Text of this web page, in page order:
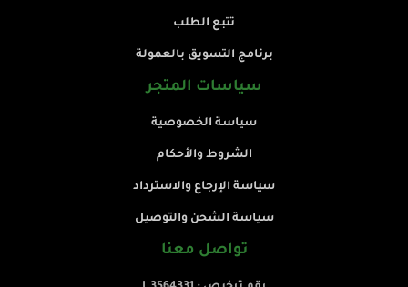
تتبع الطلب
برنامج التسويق بالعمولة
سياسات المتجر
سياسة الخصوصية
الشروط والأحكام
سياسة الإرجاع والاسترداد
سياسة الشحن والتوصيل
تواصل معنا